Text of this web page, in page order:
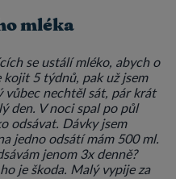
mléka
se ustálí mléko, abych o
kojit 5 týdnů, pak už jsem
vůbec nechtěl sát, pár krát
den. V noci spal po půl
odsávat. Dávky jsem
jedno odsátí mám 500 ml.
jenom 3x denně?
je škoda. Malý vypije za